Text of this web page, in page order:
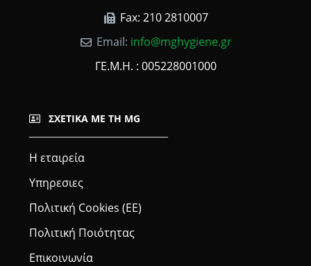
Fax: 210 2810007
Email: info@mghygiene.gr
ΓΕ.Μ.Η. : 005228001000
ΣΧΕΤΙΚΆ ΜΕ ΤΗ MG
Η εταιρεία
Υπηρεσιες
Πολιτική Cookies (ΕΕ)
Πολιτική Ποιότητας
Επικοινωνία